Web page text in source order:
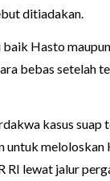
ditiadakan.
Hasto
bebas setelah
kasus suap
untuk
RI lewat jalur